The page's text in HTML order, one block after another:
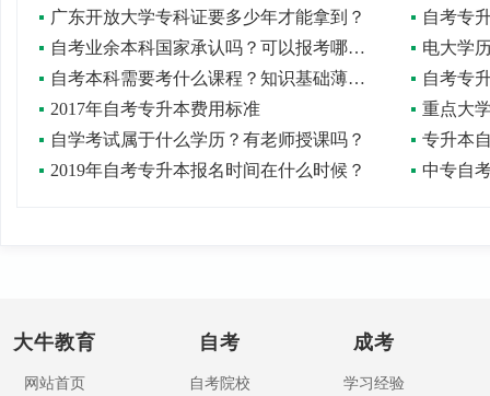
广东开放大学专科证要多少年才能拿到？
自考专
自考业余本科国家承认吗？可以报考哪些重点大学？
电大学
自考本科需要考什么课程？知识基础薄弱怎么办？
自考专
2017年自考专升本费用标准
重点大
自学考试属于什么学历？有老师授课吗？
专升本
2019年自考专升本报名时间在什么时候？
中专自
大牛教育
网站首页
自考
自考院校
成考
学习经验